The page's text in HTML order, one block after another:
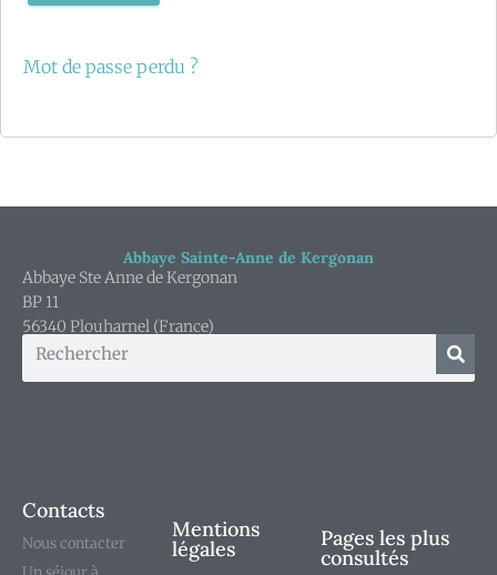
Mot de passe perdu ?
Abbaye Sainte-Anne de Kergonan
Abbaye Ste Anne de Kergonan
BP 11
56340 Plouharnel (France)
Contacts
Nous contacter
Mentions
légales Pages les plus
consultés